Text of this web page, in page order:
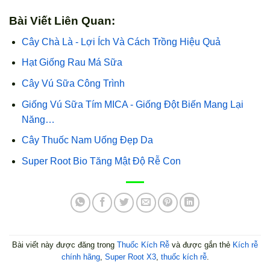
Bài Viết Liên Quan:
Cây Chà Là - Lợi Ích Và Cách Trồng Hiệu Quả
Hạt Giống Rau Má Sữa
Cây Vú Sữa Công Trình
Giống Vú Sữa Tím MICA - Giống Đột Biến Mang Lại
Năng…
Cây Thuốc Nam Uống Đẹp Da
Super Root Bio Tăng Mật Độ Rễ Con
Bài viết này được đăng trong Thuốc Kích Rễ và được gắn thẻ Kích rễ
chính hãng, Super Root X3, thuốc kích rễ.